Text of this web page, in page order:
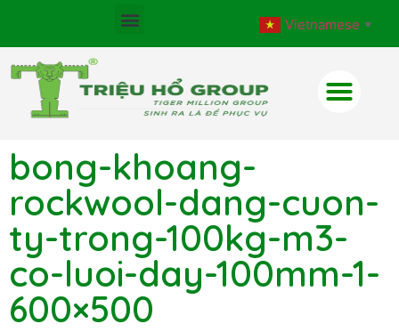
Vietnamese ▼
bong-khoang-
rockwool-dang-cuon-
ty-trong-100kg-m3-
co-luoi-day-100mm-1-
600×500